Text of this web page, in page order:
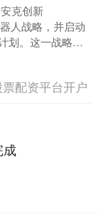
克创新
人战略，并启动
划。这一战略的
求的深刻洞
票配资平台开户
成